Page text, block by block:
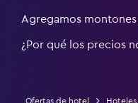
Agregamos
¿Por qué los precios
Ofertas de hotel Hoteles